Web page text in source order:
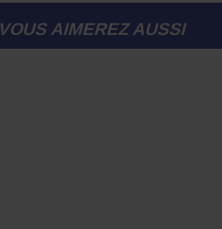
VOUS AIMEREZ AUSSI